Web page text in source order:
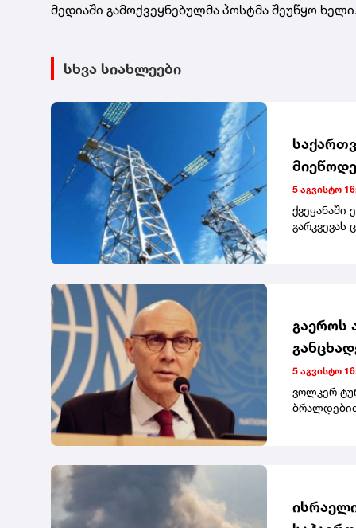
მედიაში გამოქვეყნებულმა პოსტმა შეუწყო ხელი.
სხვა სიახლეები
5 აგვისტო
ქვეყანაში
გარკვევას
გაეროს
5 აგვისტო
ვოლკერ